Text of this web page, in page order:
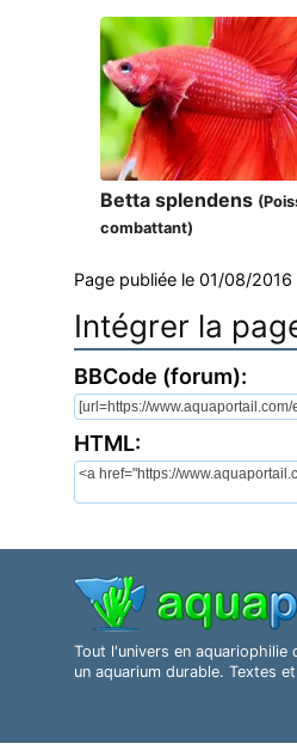
Betta splendens
combattant)
Page publiée le 01/08/
Intégrer la
BBCode (forum):
HTML:
Tout l'univers en
un aquarium durable. Textes